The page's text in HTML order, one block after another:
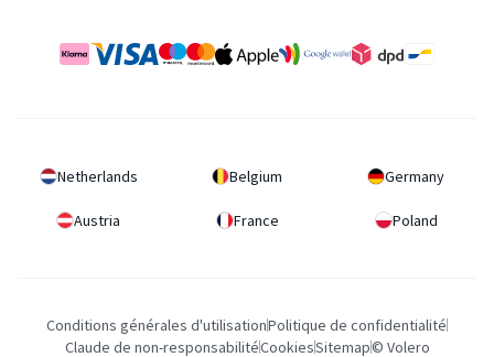
Netherlands Belgium Germany
Austria France Poland
Conditions générales d'utilisationPolitique de confidentialité
Claude de non-responsabilitéCookiesSitemap© Volero